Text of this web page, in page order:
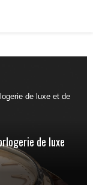
de luxe et de
de luxe